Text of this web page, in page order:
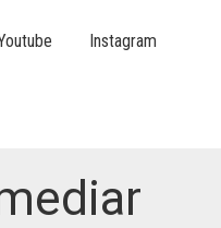
Instagram